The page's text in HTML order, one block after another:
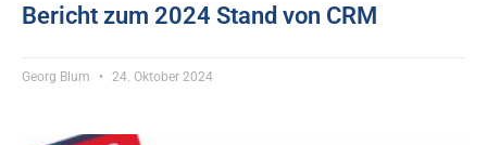
Bericht zum 2024 Stand von CRM
Georg Blum 24. Oktober 2024